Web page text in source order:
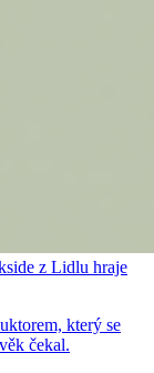
z Lidlu hraje
který se
čekal.